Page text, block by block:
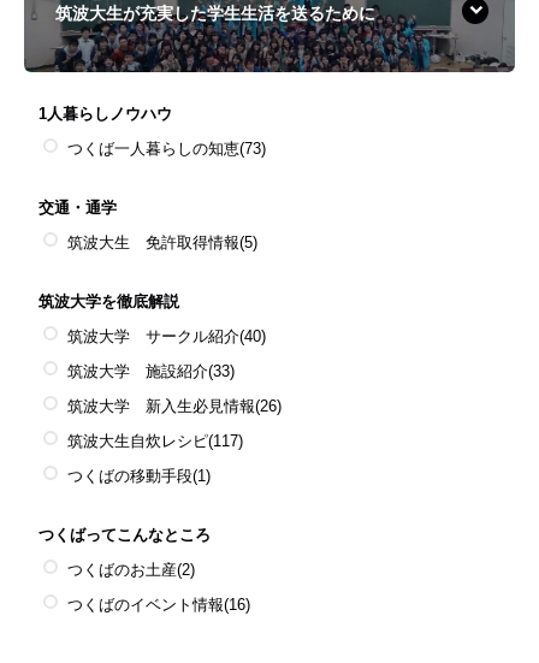
筑波大生が充実した学生生活を送るために
1人暮らしノウハウ
つくば一人暮らしの知恵(73)
交通・通学
筑波大生 免許取得情報(5)
筑波大学を徹底解説
筑波大学 サークル紹介(40)
筑波大学 施設紹介(33)
筑波大学 新入生必見情報(26)
筑波大生自炊レシピ(117)
つくばの移動手段(1)
つくばってこんなところ
つくばのお土産(2)
つくばのイベント情報(16)